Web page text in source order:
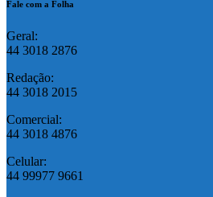
Fale com a Folha
Geral:
44 3018 2876
Redação:
44 3018 2015
Comercial:
44 3018 4876
Celular:
44 99977 9661